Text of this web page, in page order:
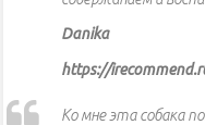
Danika
https://
Ко мне эта собака